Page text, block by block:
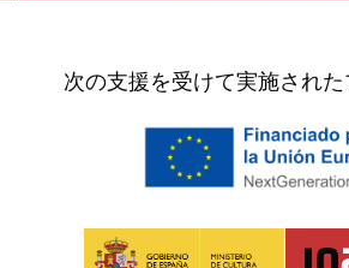
次の支援を受けて実施された